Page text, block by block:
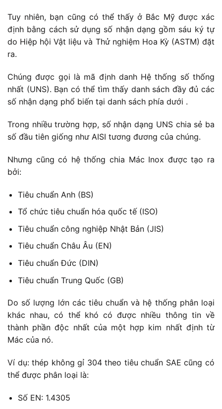
Tuy nhiên, bạn cũng có thể thấy ở Bắc Mỹ được xác
định bằng cách sử dụng số nhận dạng gồm sáu ký tự
do Hiệp hội Vật liệu và Thử nghiệm Hoa Kỳ (ASTM) đặt
ra.
Chúng được gọi là mã định danh Hệ thống số thống
nhất (UNS). Bạn có thể tìm thấy danh sách đầy đủ các
số nhận dạng phổ biến tại danh sách phía dưới .
Trong nhiều trường hợp, số nhận dạng UNS chia sẻ ba
số đầu tiên giống như AISI tương đương của chúng.
Nhưng cũng có hệ thống chia Mác Inox được tạo ra
bởi:
Tiêu chuẩn Anh (BS)
Tổ chức tiêu chuẩn hóa quốc tế (ISO)
Tiêu chuẩn công nghiệp Nhật Bản (JIS)
Tiêu chuẩn Châu Âu (EN)
Tiêu chuẩn Đức (DIN)
Tiêu chuẩn Trung Quốc (GB)
Do số lượng lớn các tiêu chuẩn và hệ thống phân loại
khác nhau, có thể khó có được nhiều thông tin về
thành phần độc nhất của một hợp kim nhất định từ
Mác của nó.
Ví dụ: thép không gỉ 304 theo tiêu chuẩn SAE cũng có
thể được phân loại là:
Số EN: 1.4305